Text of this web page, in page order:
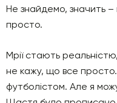
Не знайдемо, значить
просто.
Мрії стають
не кажу, що все
футболістом. Але я